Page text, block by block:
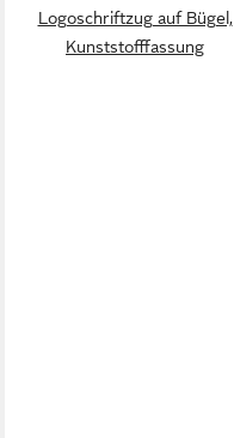
Logoschriftzug auf Bügel,
Kunststofffassung